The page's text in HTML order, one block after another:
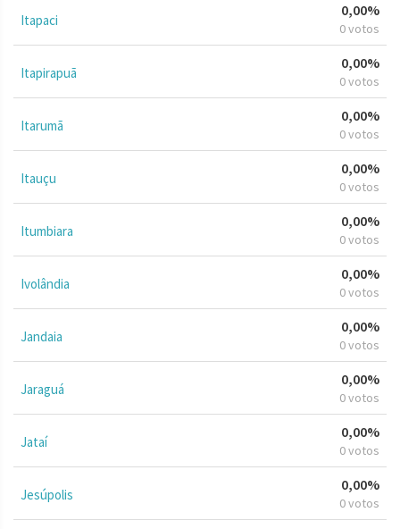
Itapaci
0,00%
0 votos
Itapirapuã
0,00%
0 votos
Itarumã
0,00%
0 votos
Itauçu
0,00%
0 votos
Itumbiara
0,00%
0 votos
Ivolândia
0,00%
0 votos
Jandaia
0,00%
0 votos
Jaraguá
0,00%
0 votos
Jataí
0,00%
0 votos
Jesúpolis
0,00%
0 votos